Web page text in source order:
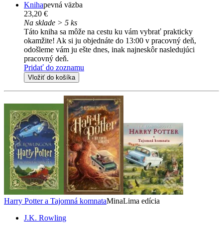
Knihapevná väzba
23,20 €
Na sklade > 5 ks
Táto kniha sa môže na cestu ku vám vybrať prakticky
okamžite! Ak si ju objednáte do 13:00 v pracovný deň,
odošleme vám ju ešte dnes, inak najneskôr nasledujúci
pracovný deň.
Pridať do zoznamu
Vložiť do košíka
Harry Potter a Tajomná komnataMinaLima edícia
J.K. Rowling